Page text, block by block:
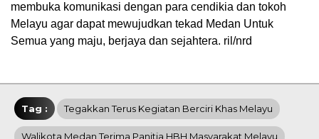
membuka komunikasi dengan para cendikia dan tokoh
Melayu agar dapat mewujudkan tekad Medan Untuk
Semua yang maju, berjaya dan sejahtera. ril/nrd
Tag : Tegakkan Terus Kegiatan Berciri Khas Melayu
Walikota Medan Terima Panitia HBH Masyarakat Melayu